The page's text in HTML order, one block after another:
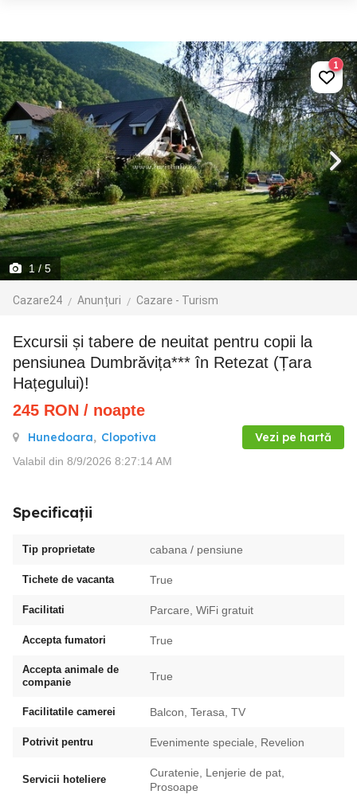
1 / 5
Cazare24 Anunțuri Cazare - Turism
1
Excursii și tabere de neuitat pentru copii la
pensiunea Dumbrăvița*** în Retezat (Țara
Hațegului)!
245 RON / noapte
Hunedoara, Clopotiva Vezi pe hartă
Valabil din 8/9/2026 8:27:14 AM
Specificații
Tip proprietate cabana / pensiune
Tichete de vacanta True
Facilitati Parcare, WiFi gratuit
Accepta fumatori True
Accepta animale de
companie
True
Facilitatile camerei Balcon, Terasa, TV
Potrivit pentru Evenimente speciale, Revelion
Servicii hoteliere
Curatenie, Lenjerie de pat,
Prosoape